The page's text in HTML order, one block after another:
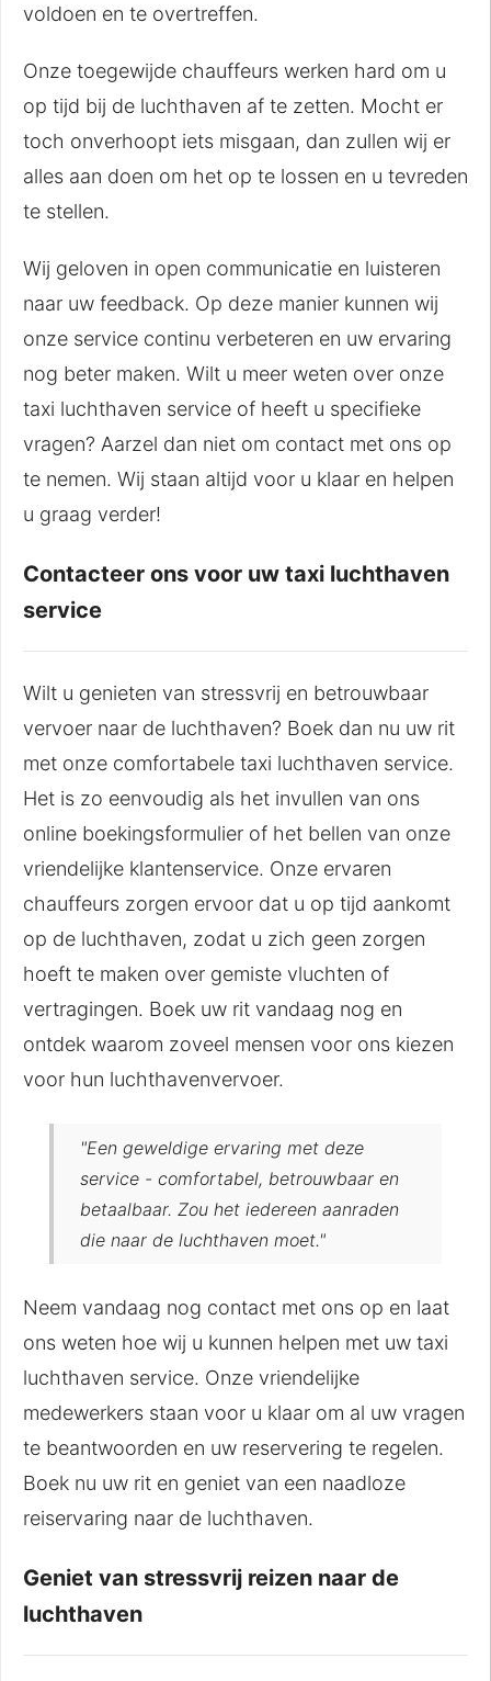
voldoen en te overtreffen.
Onze toegewijde chauffeurs werken hard om u
op tijd bij de luchthaven af te zetten. Mocht er
toch onverhoopt iets misgaan, dan zullen wij er
alles aan doen om het op te lossen en u tevreden
te stellen.
Wij geloven in open communicatie en luisteren
naar uw feedback. Op deze manier kunnen wij
onze service continu verbeteren en uw ervaring
nog beter maken. Wilt u meer weten over onze
taxi luchthaven service of heeft u specifieke
vragen? Aarzel dan niet om contact met ons op
te nemen. Wij staan altijd voor u klaar en helpen
u graag verder!
Contacteer ons voor uw taxi luchthaven
service
Wilt u genieten van stressvrij en betrouwbaar
vervoer naar de luchthaven? Boek dan nu uw rit
met onze comfortabele taxi luchthaven service.
Het is zo eenvoudig als het invullen van ons
online boekingsformulier of het bellen van onze
vriendelijke klantenservice. Onze ervaren
chauffeurs zorgen ervoor dat u op tijd aankomt
op de luchthaven, zodat u zich geen zorgen
hoeft te maken over gemiste vluchten of
vertragingen. Boek uw rit vandaag nog en
ontdek waarom zoveel mensen voor ons kiezen
voor hun luchthavenvervoer.
"Een geweldige ervaring met deze
service - comfortabel, betrouwbaar en
betaalbaar. Zou het iedereen aanraden
die naar de luchthaven moet."
Neem vandaag nog contact met ons op en laat
ons weten hoe wij u kunnen helpen met uw taxi
luchthaven service. Onze vriendelijke
medewerkers staan voor u klaar om al uw vragen
te beantwoorden en uw reservering te regelen.
Boek nu uw rit en geniet van een naadloze
reiservaring naar de luchthaven.
Geniet van stressvrij reizen naar de
luchthaven